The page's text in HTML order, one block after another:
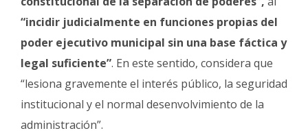
“incidir judicialmente en funciones propias del
poder ejecutivo municipal sin una base fáctica y
legal suficiente”. En este sentido, considera que
“lesiona gravemente el interés público, la seguridad
institucional y el normal desenvolvimiento de la
administración”.